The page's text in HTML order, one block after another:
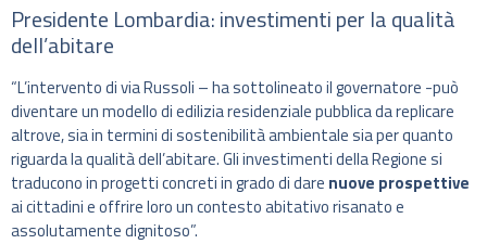
Presidente Lombardia: investimenti per la qualità
dell’abitare
“L’intervento di via Russoli – ha sottolineato il governatore -può
diventare un modello di edilizia residenziale pubblica da replicare
altrove, sia in termini di sostenibilità ambientale sia per quanto
riguarda la qualità dell’abitare. Gli investimenti della Regione si
traducono in progetti concreti in grado di dare nuove prospettive
ai cittadini e offrire loro un contesto abitativo risanato e
assolutamente dignitoso”.